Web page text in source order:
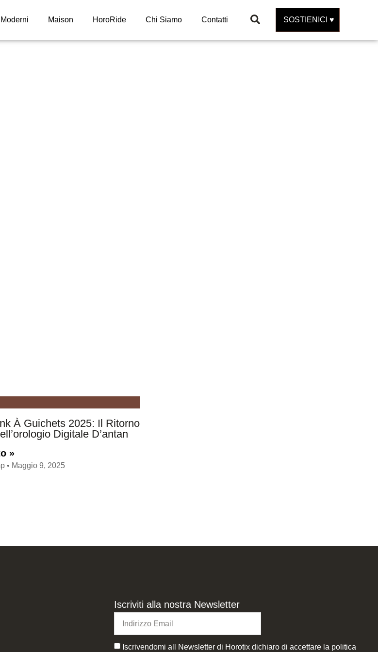
Moderni Maison HoroRide Chi Siamo Contatti SOSTIENICI ♥️
À Guichets 2025: Il Ritorno
Digitale D’antan
»
Maggio 9, 2025
Iscriviti alla nostra Newsletter
Iscrivendomi all Newsletter di Horotix dichiaro di accettare la politica